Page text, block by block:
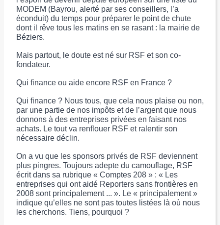
MODEM (Bayrou, alerté par ses conseillers, l’a
éconduit) du temps pour préparer le point de chute
dont il rêve tous les matins en se rasant : la mairie de
Béziers.
Mais partout, le doute est né sur RSF et son co-
fondateur.
Qui finance ou aide encore RSF en France ?
Qui finance ? Nous tous, que cela nous plaise ou non,
par une partie de nos impôts et de l’argent que nous
donnons à des entreprises privées en faisant nos
achats. Le tout va renflouer RSF et ralentir son
nécessaire déclin.
On a vu que les sponsors privés de RSF deviennent
plus pingres. Toujours adepte du camouflage, RSF
écrit dans sa rubrique « Comptes 208 » : « Les
entreprises qui ont aidé Reporters sans frontières en
2008 sont principalement ... ». Le « principalement »
indique qu’elles ne sont pas toutes listées là où nous
les cherchons. Tiens, pourquoi ?